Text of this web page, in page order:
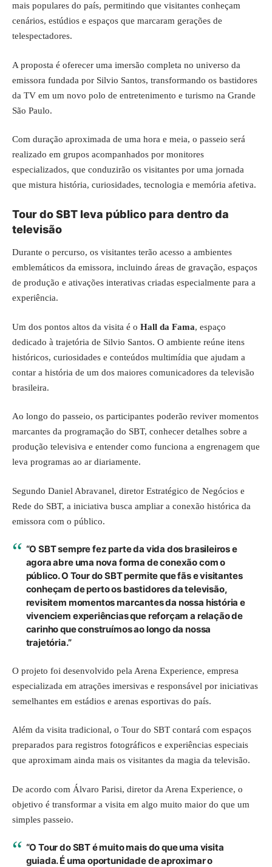
mais populares do país, permitindo que visitantes conheçam
cenários, estúdios e espaços que marcaram gerações de
telespectadores.
A proposta é oferecer uma imersão completa no universo da
emissora fundada por Silvio Santos, transformando os bastidores
da TV em um novo polo de entretenimento e turismo na Grande
São Paulo.
Com duração aproximada de uma hora e meia, o passeio será
realizado em grupos acompanhados por monitores
especializados, que conduzirão os visitantes por uma jornada
que mistura história, curiosidades, tecnologia e memória afetiva.
Tour do SBT leva público para dentro da
televisão
Durante o percurso, os visitantes terão acesso a ambientes
emblemáticos da emissora, incluindo áreas de gravação, espaços
de produção e ativações interativas criadas especialmente para a
experiência.
Um dos pontos altos da visita é o Hall da Fama, espaço
dedicado à trajetória de Silvio Santos. O ambiente reúne itens
históricos, curiosidades e conteúdos multimídia que ajudam a
contar a história de um dos maiores comunicadores da televisão
brasileira.
Ao longo do passeio, os participantes poderão reviver momentos
marcantes da programação do SBT, conhecer detalhes sobre a
produção televisiva e entender como funciona a engrenagem que
leva programas ao ar diariamente.
Segundo Daniel Abravanel, diretor Estratégico de Negócios e
Rede do SBT, a iniciativa busca ampliar a conexão histórica da
emissora com o público.
“O SBT sempre fez parte da vida dos brasileiros e
agora abre uma nova forma de conexão com o
público. O Tour do SBT permite que fãs e visitantes
conheçam de perto os bastidores da televisão,
revisitem momentos marcantes da nossa história e
vivenciem experiências que reforçam a relação de
carinho que construímos ao longo da nossa
trajetória.”
O projeto foi desenvolvido pela Arena Experience, empresa
especializada em atrações imersivas e responsável por iniciativas
semelhantes em estádios e arenas esportivas do país.
Além da visita tradicional, o Tour do SBT contará com espaços
preparados para registros fotográficos e experiências especiais
que aproximam ainda mais os visitantes da magia da televisão.
De acordo com Álvaro Parisi, diretor da Arena Experience, o
objetivo é transformar a visita em algo muito maior do que um
simples passeio.
“O Tour do SBT é muito mais do que uma visita
guiada. É uma oportunidade de aproximar o